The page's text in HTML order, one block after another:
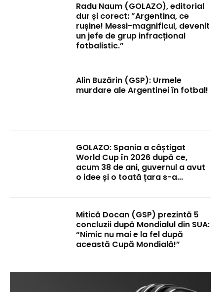
Radu Naum (GOLAZO), editorial
dur și corect: ”Argentina, ce
rușine! Messi-magnificul, devenit
un jefe de grup infracțional
fotbalistic.”
Alin Buzărin (GSP): Urmele
murdare ale Argentinei în fotbal!
GOLAZO: Spania a câștigat
World Cup în 2026 după ce,
acum 38 de ani, guvernul a avut
o idee și o toată țara s-a...
Mitică Docan (GSP) prezintă 5
concluzii după Mondialul din SUA:
“Nimic nu mai e la fel după
această Cupă Mondială!”